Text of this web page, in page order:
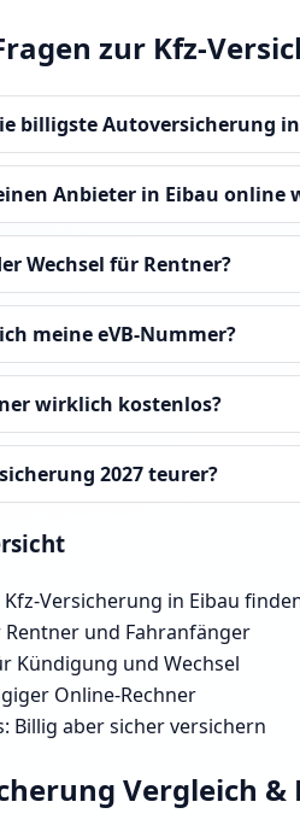
zur Kfz-
billigste Autoversicherung
Anbieter in Eibau online
Wechsel für Rentner?
meine eVB-Nummer?
wirklich kostenlos?
2027 teurer?
Versicherung in Eibau
und Fahranfänger
Kündigung und Wechsel
Online-Rechner
Billig aber sicher versichern
Vergleich &